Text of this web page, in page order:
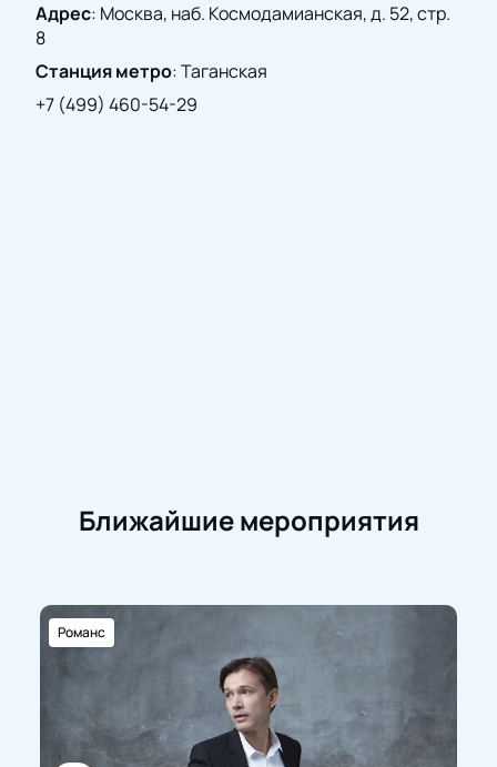
события!Купите билетына нашем сайте и
насладитесь живым звучанием ангельских
голосов.
Адрес: Москва, наб. Космодамианская, д. 52, стр.
8
Станция метро:Таганская
+7 (499) 460-54-29
Ближайшие мероприятия
Романс